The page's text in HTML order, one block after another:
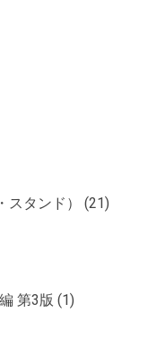
タンド）
(21)
第3版 (1)